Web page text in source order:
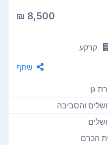
8,500 ₪
קרקע
שתף
גן
והסביבה
הכרם